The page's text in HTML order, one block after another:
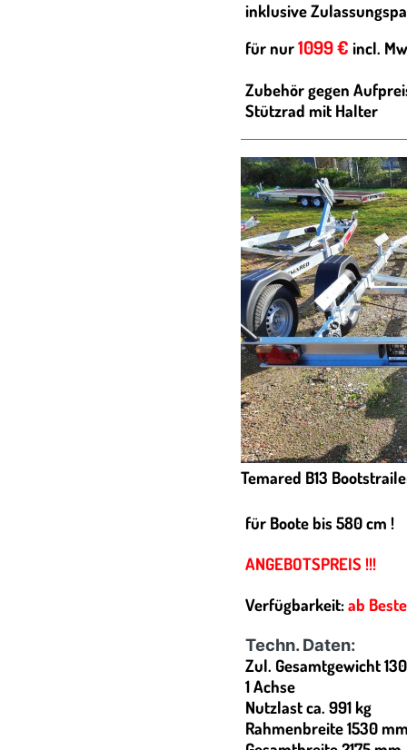
inklusive
für nur1099 € incl.
Zubehör gegen
Stützrad mit Halter
Temared B13
für Boote bis 580 cm !
ANGEBOTSPREIS !!!
Verfügbarkeit:ab
Techn. Daten:
Zul. Gesamtgewicht
1 Achse
Nutzlast ca. 991 kg
Rahmenbreite 1530